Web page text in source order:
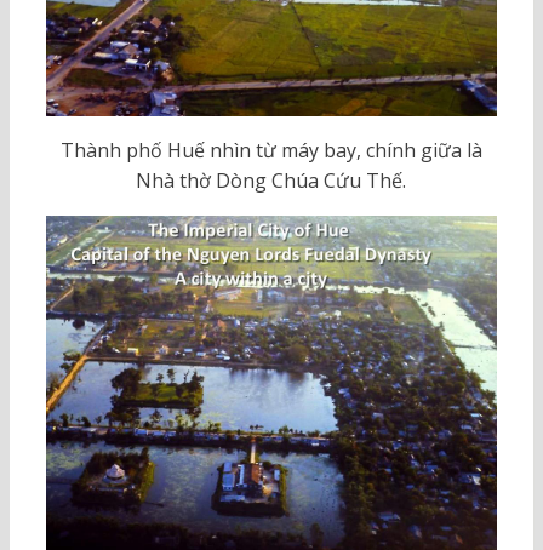
Thành phố Huế nhìn từ máy bay, chính giữa là
Nhà thờ Dòng Chúa Cứu Thế.